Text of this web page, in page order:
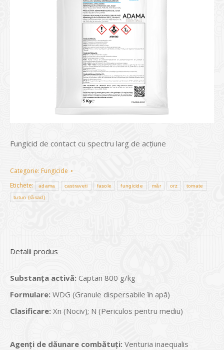
Fungicid de contact cu spectru larg de acţiune
Categorie: Fungicide
Etichete:
adama castraveti fasole fungicide măr orz tomate
tutun (răsad)
Detalii produs
Substanța activă: Captan 800 g/kg
Formulare: WDG (Granule dispersabile în apă)
Clasificare: Xn (Nociv); N (Periculos pentru mediu)
Agenți de dăunare combătuți: Venturia inaequalis